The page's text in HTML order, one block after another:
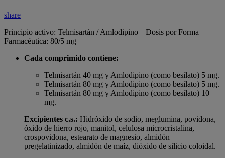
share
Principio activo: Telmisartán / Amlodipino | Dosis por Forma
Farmacéutica: 80/5 mg
Cada comprimido contiene:
Telmisartán 40 mg y Amlodipino (como besilato) 5 mg.
Telmisartán 80 mg y Amlodipino (como besilato) 5 mg.
Telmisartán 80 mg y Amlodipino (como besilato) 10
mg.
Excipientes c.s.: Hidróxido de sodio, meglumina, povidona,
óxido de hierro rojo, manitol, celulosa microcristalina,
crospovidona, estearato de magnesio, almidón
pregelatinizado, almidón de maíz, dióxido de silicio coloidal.